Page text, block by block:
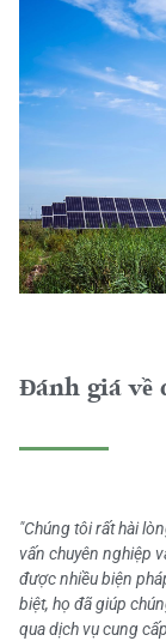
Đánh giá về
"Chúng tôi rất hài
vấn chuyên nghiệp
được nhiều biện
biệt, họ đã giúp
qua dịch vụ cung